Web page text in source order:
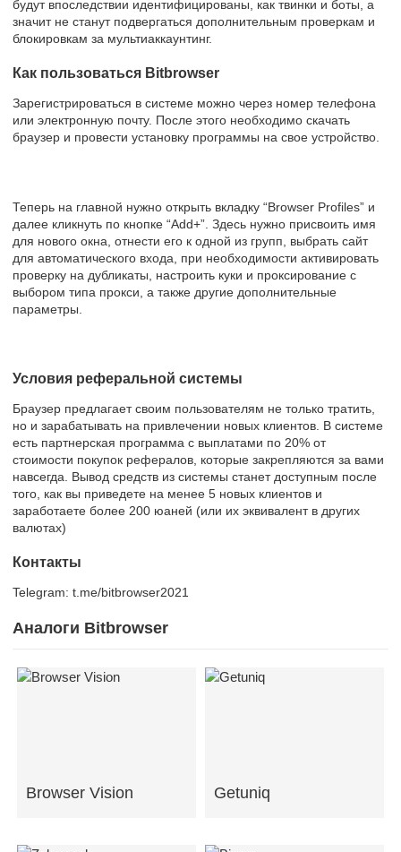
будут впоследствии идентифицированы, как твинки и боты, а
значит не станут подвергаться дополнительным проверкам и
блокировкам за мультиаккаунтинг.
Как пользоваться Bitbrowser
Зарегистрироваться в системе можно через номер телефона
или электронную почту. После этого необходимо скачать
браузер и провести установку программы на свое устройство.
Теперь на главной нужно открыть вкладку “Browser Profiles” и
далее кликнуть по кнопке “Add+”. Здесь нужно присвоить имя
для нового окна, отнести его к одной из групп, выбрать сайт
для автоматического входа, при необходимости активировать
проверку на дубликаты, настроить куки и проксирование с
выбором типа прокси, а также другие дополнительные
параметры.
Условия реферальной системы
Браузер предлагает своим пользователям не только тратить,
но и зарабатывать на привлечении новых клиентов. В системе
есть партнерская программа с выплатами по 20% от
стоимости покупок рефералов, которые закрепляются за вами
навсегда. Вывод средств из системы станет доступным после
того, как вы приведете на менее 5 новых клиентов и
заработаете более 200 юаней (или их эквивалент в других
валютах)
Контакты
Telegram: t.me/bitbrowser2021
Аналоги Bitbrowser
Browser Vision Getuniq